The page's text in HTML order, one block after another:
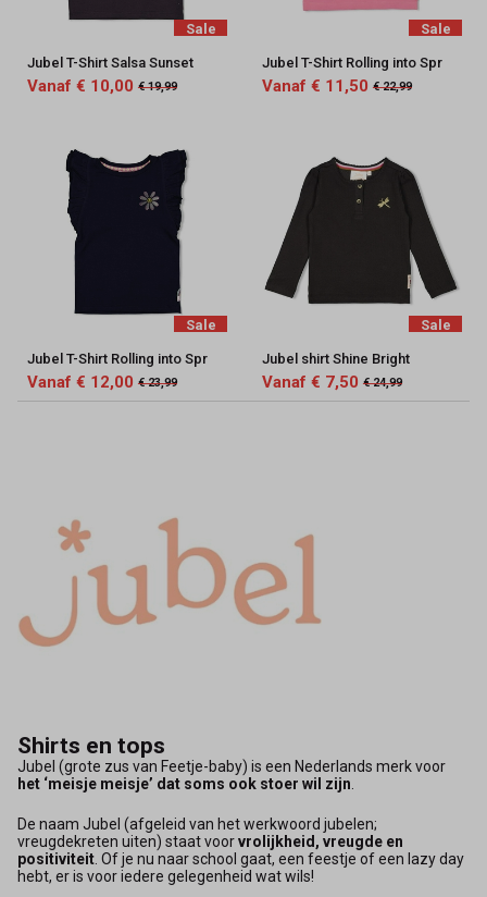
Sale
Jubel T-Shirt Salsa Sunset
Vanaf € 10,00 € 19,99
Sale
Jubel T-Shirt Rolling into Spr
Vanaf € 11,50 € 22,99
Sale
Jubel T-Shirt Rolling into Spr
Vanaf € 12,00 € 23,99
Sale
Jubel shirt Shine Bright
Vanaf € 7,50 € 24,99
Shirts en tops
Jubel (grote zus van Feetje-baby) is een Nederlands merk voor
het ‘meisje meisje’ dat soms ook stoer wil zijn
De naam Jubel (afgeleid van het werkwoord jubelen;
vreugdekreten uiten) staat voorvrolijkheid, vreugde en
positiviteit . Of je nu naar school gaat, een feestje of een lazy day
hebt, er is voor iedere gelegenheid wat wils!